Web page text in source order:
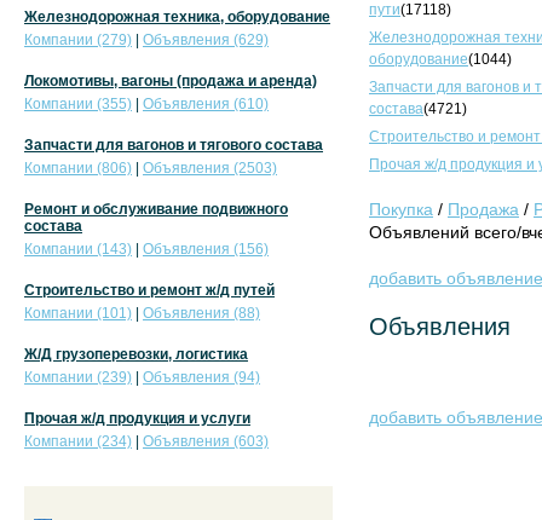
пути(17118)
Железнодорожная
оборудование(1044)
Запчасти для вагонов и
состава(4721)
Строительство и
Прочая ж/д продукция и
Покупка / Продажа /
Объявлений всего/
добавить объявление
Объявления
добавить объявление
Железнодорожная техника, оборудование
Компании (279)
Объявления (629)
Локомотивы, вагоны (продажа и аренда)
Компании (355)
Объявления (610)
Запчасти для вагонов и тягового состава
Компании (806)
Объявления (2503)
Ремонт и обслуживание подвижного
состава
Компании (143)
Объявления (156)
Строительство и ремонт ж/д путей
Компании (101)
Объявления (88)
Ж/Д грузоперевозки, логистика
Компании (239)
Объявления (94)
Прочая ж/д продукция и услуги
Компании (234)
Объявления (603)